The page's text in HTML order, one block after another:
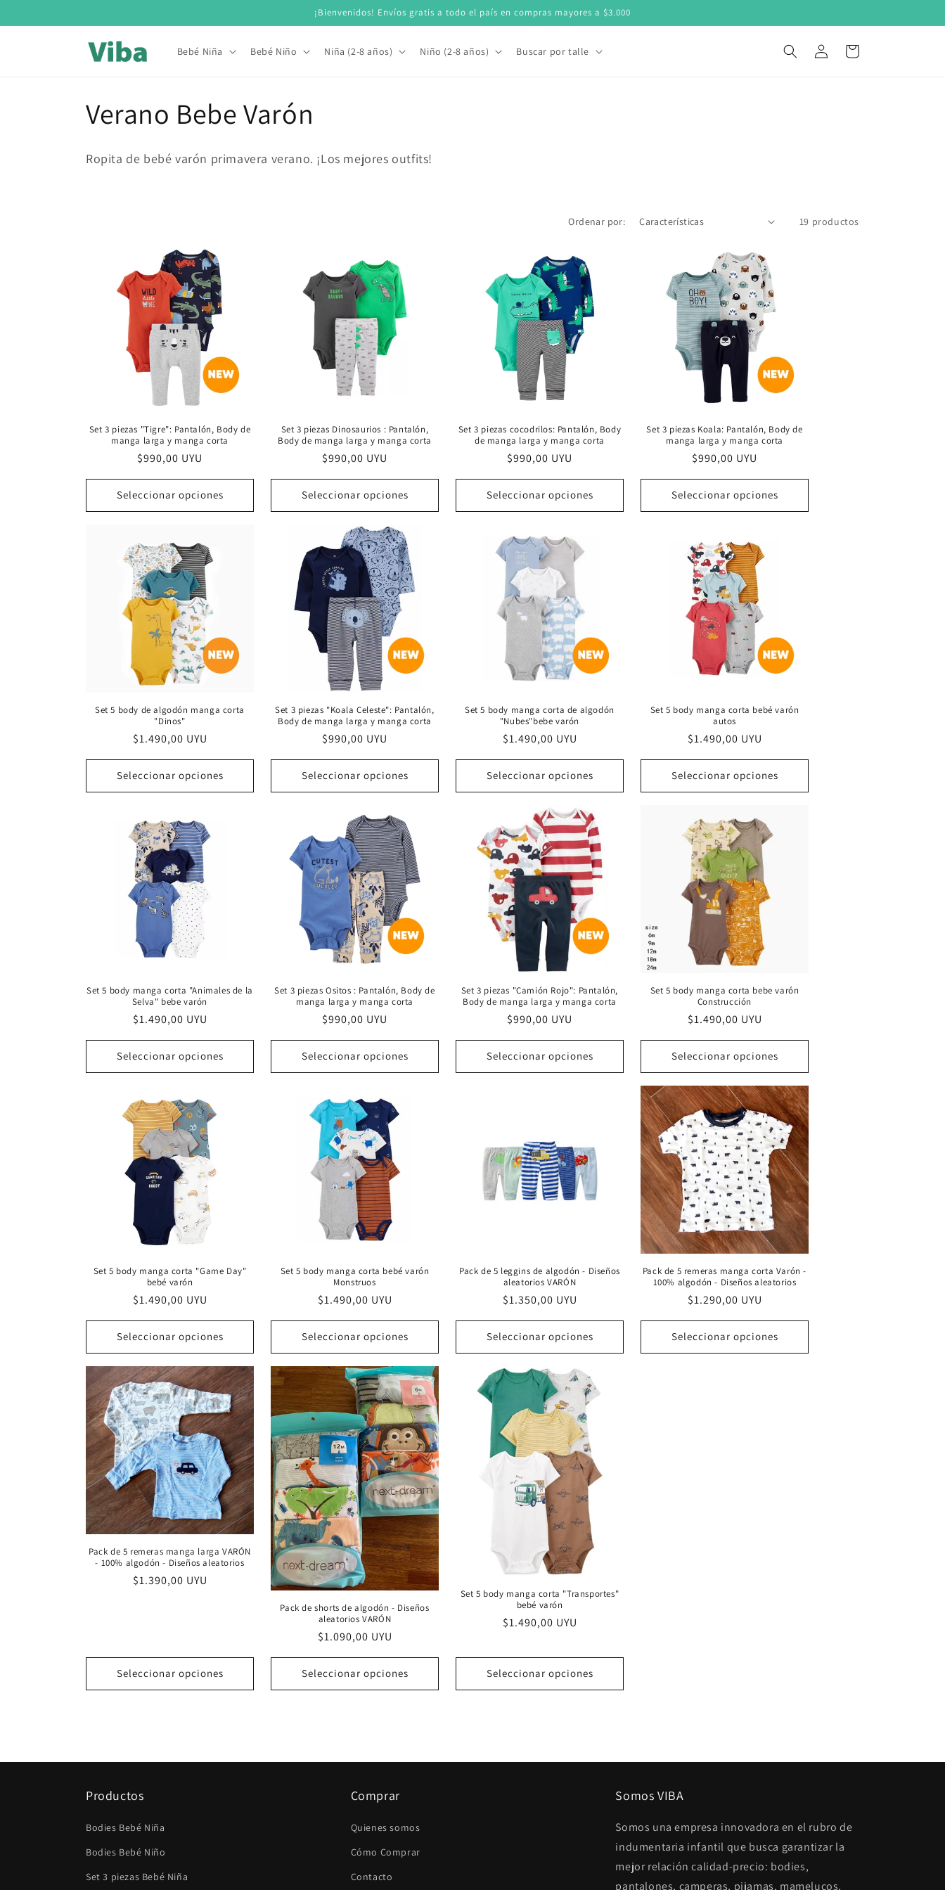
al contenido
¡Bienvenidos! Envíos gratis a todo el país en compras mayores a $3.000
Bebé Niña Bebé Niño Niña (2-8 años) Niño (2-8 años) Buscar por talle
Iniciar
sesión
Carrito
C
o
:
Verano Bebe Varón
Ropita de bebé varón primavera verano. ¡Los mejores outfits!
Ordenar por: 19 productos
Set 3 piezas "Tigre": Pantalón, Body de
manga larga y manga corta
Precio
$990,00 UYU
Seleccionar opciones
Set 3 piezas Dinosaurios : Pantalón,
Body de manga larga y manga corta
Precio
$990,00 UYU
Seleccionar opciones
Set 3 piezas cocodrilos: Pantalón, Body
de manga larga y manga corta
Precio
$990,00 UYU
Seleccionar opciones
Set 3 piezas Koala: Pantalón, Body de
manga larga y manga corta
Precio
$990,00 UYU
Seleccionar opciones
Set 5 body de algodón manga corta
"Dinos"
Precio
$1.490,00 UYU
Seleccionar opciones
Set 3 piezas "Koala Celeste": Pantalón,
Body de manga larga y manga corta
Precio
$990,00 UYU
Seleccionar opciones
Set 5 body manga corta de algodón
"Nubes"bebe varón
Precio
$1.490,00 UYU
Seleccionar opciones
Set 5 body manga corta bebé varón
autos
Precio
$1.490,00 UYU
Seleccionar opciones
Set 5 body manga corta "Animales de la
Selva" bebe varón
Precio
$1.490,00 UYU
Seleccionar opciones
Set 3 piezas Ositos : Pantalón, Body de
manga larga y manga corta
Precio
$990,00 UYU
Seleccionar opciones
Set 3 piezas "Camión Rojo": Pantalón,
Body de manga larga y manga corta
Precio
$990,00 UYU
Seleccionar opciones
Set 5 body manga corta bebe varón
Construcción
Precio
$1.490,00 UYU
Seleccionar opciones
Set 5 body manga corta "Game Day"
bebé varón
Precio
$1.490,00 UYU
Seleccionar opciones
Set 5 body manga corta bebé varón
Monstruos
Precio
$1.490,00 UYU
Seleccionar opciones
Pack de 5 leggins de algodón - Diseños
aleatorios VARÓN
Precio
$1.350,00 UYU
Seleccionar opciones
Pack de 5 remeras manga corta Varón -
100% algodón - Diseños aleatorios
Precio
$1.290,00 UYU
Seleccionar opciones
Pack de 5 remeras manga larga VARÓN
- 100% algodón - Diseños aleatorios
Precio
$1.390,00 UYU
Seleccionar opciones
Pack de shorts de algodón - Diseños
aleatorios VARÓN
Precio
$1.090,00 UYU
Seleccionar opciones
Set 5 body manga corta "Transportes"
bebé varón
Precio
$1.490,00 UYU
Seleccionar opciones
Productos
Bodies Bebé Niña
Bodies Bebé Niño
Set 3 piezas Bebé Niña
Comprar
Quienes somos
Cómo Comprar
Contacto
Somos VIBA
Somos una empresa innovadora en el rubro de
indumentaria infantil que busca garantizar la
mejor relación calidad-precio: bodies,
pantalones, camperas, pijamas, mamelucos,